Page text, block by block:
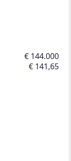
€ 144.000
€ 141,65